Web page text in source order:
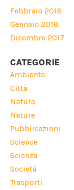
Febbraio 2018
Gennaio 2018
Dicembre 2017
CATEGORIE
Ambiente
Città
Natura
Nature
Pubblicazioni
Science
Scienza
Società
Trasporti